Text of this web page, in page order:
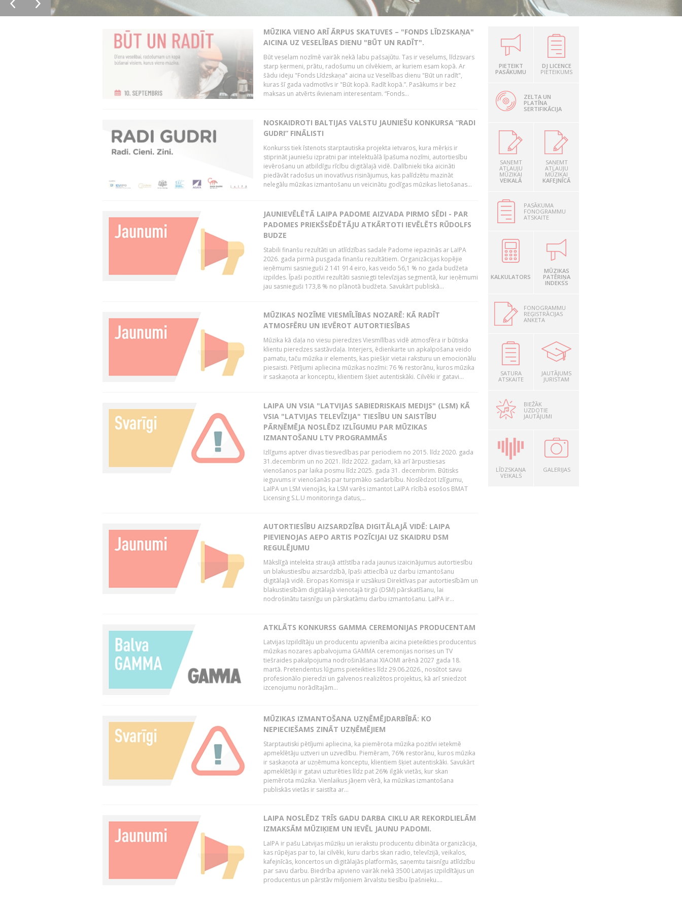
MŪZIKA VIENO ARĪ ĀRPUS SKATUVES – "FONDS LĪDZSKAŅA"
AICINA UZ VESELĪBAS DIENU "BŪT UN RADĪT".
Būt veselam nozīmē vairāk nekā labu pašsajūtu. Tas ir veselums, līdzsvars
starp ķermeni, prātu, radošumu un cilvēkiem, ar kuriem esam kopā. Ar
šādu ideju "Fonds Līdzskaņa" aicina uz Veselības dienu "Būt un radīt",
kuras šī gada vadmotīvs ir "Būt kopā. Radīt kopā.”. Pasākums ir bez
maksas un atvērts ikvienam interesentam. “Fonds...
NOSKAIDROTI BALTIJAS VALSTU JAUNIEŠU KONKURSA “RADI
GUDRI” FINĀLISTI
Konkurss tiek īstenots starptautiska projekta ietvaros, kura mērķis ir
stiprināt jauniešu izpratni par intelektuālā īpašuma nozīmi, autortiesību
ievērošanu un atbildīgu rīcību digitālajā vidē. Dalībnieki tika aicināti
piedāvāt radošus un inovatīvus risinājumus, kas palīdzētu mazināt
nelegālu mūzikas izmantošanu un veicinātu godīgas mūzikas lietošanas...
JAUNIEVĒLĒTĀ LAIPA PADOME AIZVADA PIRMO SĒDI - PAR
PADOMES PRIEKŠSĒDĒTĀJU ATKĀRTOTI IEVĒLĒTS RŪDOLFS
BUDZE
Stabili finanšu rezultāti un atlīdzības sadale Padome iepazinās ar LaIPA
2026. gada pirmā pusgada finanšu rezultātiem. Organizācijas kopējie
ieņēmumi sasnieguši 2 141 914 eiro, kas veido 56,1 % no gada budžeta
izpildes. Īpaši pozitīvi rezultāti sasniegti televīzijas segmentā, kur ieņēmumi
jau sasnieguši 173,8 % no plānotā budžeta. Savukārt publiskā...
MŪZIKAS NOZĪME VIESMĪLĪBAS NOZARĒ: KĀ RADĪT
ATMOSFĒRU UN IEVĒROT AUTORTIESĪBAS
Mūzika kā daļa no viesu pieredzes Viesmīlības vidē atmosfēra ir būtiska
klientu pieredzes sastāvdaļa. Interjers, ēdienkarte un apkalpošana veido
pamatu, taču mūzika ir elements, kas piešķir vietai raksturu un emocionālu
piesaisti. Pētījumi apliecina mūzikas nozīmi: 76 % restorānu, kuros mūzika
ir saskaņota ar konceptu, klientiem šķiet autentiskāki. Cilvēki ir gatavi...
LAIPA UN VSIA "LATVIJAS SABIEDRISKAIS MEDIJS" (LSM) KĀ
VSIA "LATVIJAS TELEVĪZIJA" TIESĪBU UN SAISTĪBU
PĀRŅĒMĒJA NOSLĒDZ IZLĪGUMU PAR MŪZIKAS
IZMANTOŠANU LTV PROGRAMMĀS
Izlīgums aptver divas tiesvedības par periodiem no 2015. līdz 2020. gada
31.decembrim un no 2021. līdz 2022. gadam, kā arī ārpustiesas
vienošanos par laika posmu līdz 2025. gada 31. decembrim. Būtisks
ieguvums ir vienošanās par turpmāko sadarbību. Noslēdzot Izlīgumu,
LaIPA un LSM vienojās, ka LSM varēs izmantot LaIPA rīcībā esošos BMAT
Licensing S.L.U monitoringa datus,...
AUTORTIESĪBU AIZSARDZĪBA DIGITĀLAJĀ VIDĒ: LAIPA
PIEVIENOJAS AEPO ARTIS POZĪCIJAI UZ SKAIDRU DSM
REGULĒJUMU
Mākslīgā intelekta straujā attīstība rada jaunus izaicinājumus autortiesību
un blakustiesību aizsardzībā, īpaši attiecībā uz darbu izmantošanu
digitālajā vidē. Eiropas Komisija ir uzsākusi Direktīvas par autortiesībām un
blakustiesībām digitālajā vienotajā tirgū (DSM) pārskatīšanu, lai
nodrošinātu taisnīgu un pārskatāmu darbu izmantošanu. LaIPA ir...
ATKLĀTS KONKURSS GAMMA CEREMONIJAS PRODUCENTAM
Latvijas Izpildītāju un producentu apvienība aicina pieteikties producentus
mūzikas nozares apbalvojuma GAMMA ceremonijas norises un TV
tiešraides pakalpojuma nodrošināšanai XIAOMI arēnā 2027 gada 18.
martā. Pretendentus lūgums pieteikties līdz 29.06.2026., nosūtot savu
profesionālo pieredzi un galvenos realizētos projektus, kā arī sniedzot
izcenojumu norādītajām...
MŪZIKAS IZMANTOŠANA UZŅĒMĒJDARBĪBĀ: KO
NEPIECIEŠAMS ZINĀT UZŅĒMĒJIEM
Starptautiski pētījumi apliecina, ka piemērota mūzika pozitīvi ietekmē
apmeklētāju uztveri un uzvedību. Piemēram, 76% restorānu, kuros mūzika
ir saskaņota ar uzņēmuma konceptu, klientiem šķiet autentiskāki. Savukārt
apmeklētāji ir gatavi uzturēties līdz pat 26% ilgāk vietās, kur skan
piemērota mūzika. Vienlaikus jāņem vērā, ka mūzikas izmantošana
publiskās vietās ir saistīta ar...
LAIPA NOSLĒDZ TRĪS GADU DARBA CIKLU AR REKORDLIELĀM
IZMAKSĀM MŪZIĶIEM UN IEVĒL JAUNU PADOMI.
LaIPA ir pašu Latvijas mūziķu un ierakstu producentu dibināta organizācija,
kas rūpējas par to, lai cilvēki, kuru darbs skan radio, televīzijā, veikalos,
kafejnīcās, koncertos un digitālajās platformās, saņemtu taisnīgu atlīdzību
par savu darbu. Biedrība apvieno vairāk nekā 3500 Latvijas izpildītājus un
producentus un pārstāv miljoniem ārvalstu tiesību īpašnieku....
PIETEIKT
PASĀKUMU
DJ LICENCE
PIETEIKUMS
ZELTA UN
PLATĪNA
SERTIFIKĀCIJA
SAŅEMT
ATĻAUJU
MŪZIKAI
VEIKALĀ
SAŅEMT
ATĻAUJU
MŪZIKAI
KAFEJNĪCĀ
PASĀKUMA
FONOGRAMMU
ATSKAITE
KALKULATORS
MŪZIKAS
PATĒRIŅA
INDEKSS
FONOGRAMMU
REĢISTRĀCIJAS
ANKETA
SATURA
ATSKAITE
JAUTĀJUMS
JURISTAM
BIEŽĀK
UZDOTIE
JAUTĀJUMI
LĪDZSKAŅA
VEIKALS
GALERIJAS